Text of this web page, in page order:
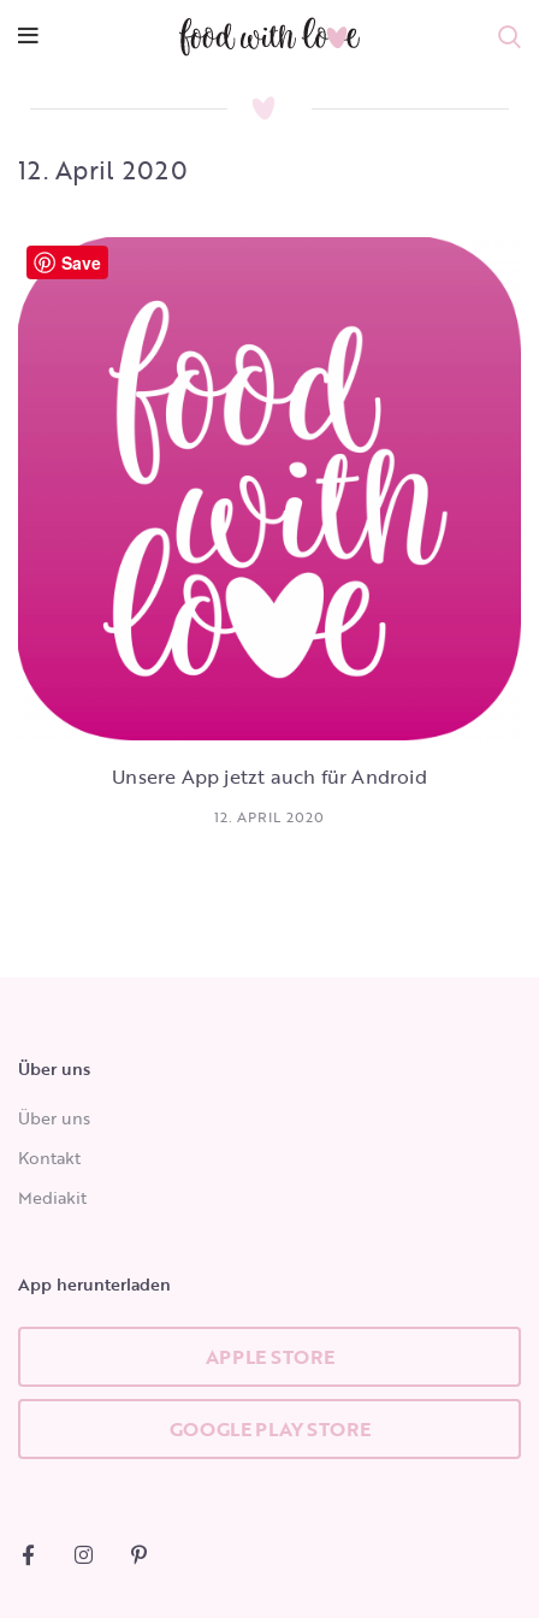
12. April 2020
Unsere App jetzt auch für Android
12. APRIL 2020
Über uns
Über uns
Kontakt
Mediakit
App herunterladen
APPLE STORE
GOOGLE PLAY STORE
Save